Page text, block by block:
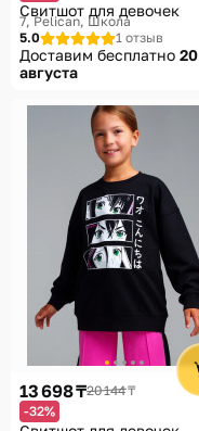
Свитшот для девочек
7 Pelican, Школа
5.0
1 отзыв
Доставим бесплатно 20
августа
13 698 ₸20 144 ₸
-32%